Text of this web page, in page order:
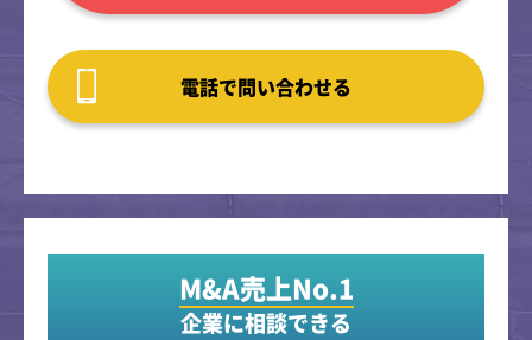
電話で問い合わせる
M&A売上No.1
企業に相談できる